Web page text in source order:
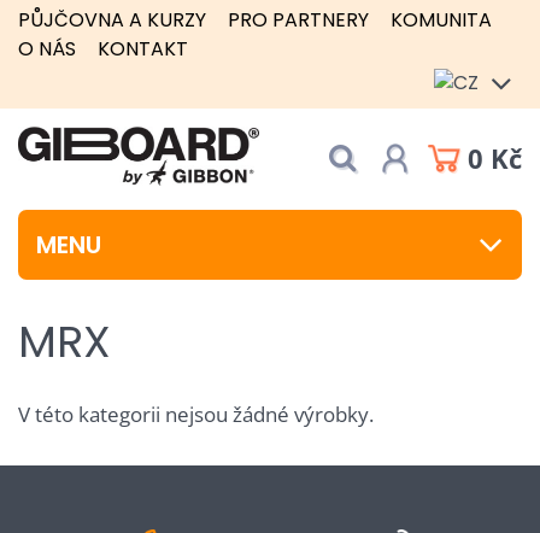
PŮJČOVNA A KURZY PRO PARTNERY
KOMUNITA
O NÁS
KONTAKT
0 Kč
MENU
MRX
V této kategorii nejsou žádné výrobky.